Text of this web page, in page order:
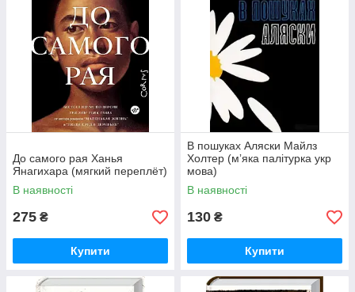
До самого рая Ханья
Янагихара (мягкий переплёт)
В наявності
275 ₴
Купити
В пошуках Аляски Майлз
Холтер (мʼяка палітурка укр
мова)
В наявності
130 ₴
Купити